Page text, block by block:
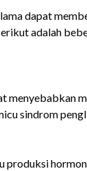
dapat
adalah
menyebabkan
sindrom
produksi